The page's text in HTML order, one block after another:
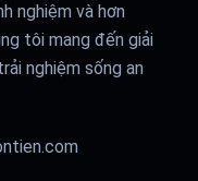
nghiệm và hơn
tôi mang đến giải
nghiệm sống an